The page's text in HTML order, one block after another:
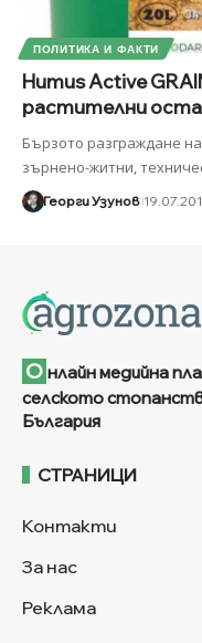
ПОЛИТИКА И ФАКТИ
Humus Active
растителни
Бързото разграждане
зърнено-житни,
Георги Узунов
О нлайн медийна
селското
България
СТРАНИЦИ
Контакти
За нас
Реклама